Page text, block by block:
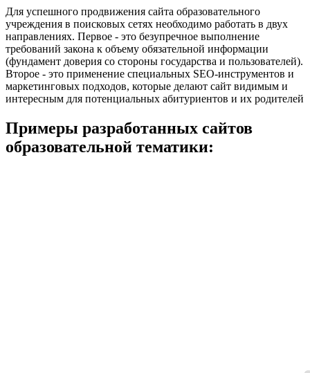
Для успешного продвижения сайта образовательного
учреждения в поисковых сетях необходимо работать в двух
направлениях. Первое - это безупречное выполнение
требований закона к объему обязательной информации
(фундамент доверия со стороны государства и пользователей).
Второе - это применение специальных SEO-инструментов и
маркетинговых подходов, которые делают сайт видимым и
интересным для потенциальных абитуриентов и их родителей
Примеры разработанных сайтов
образовательной тематики: